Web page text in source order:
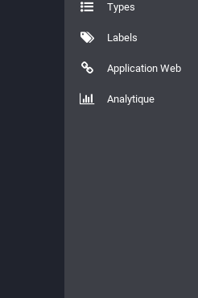
Types
Labels
Application Web
Analytique